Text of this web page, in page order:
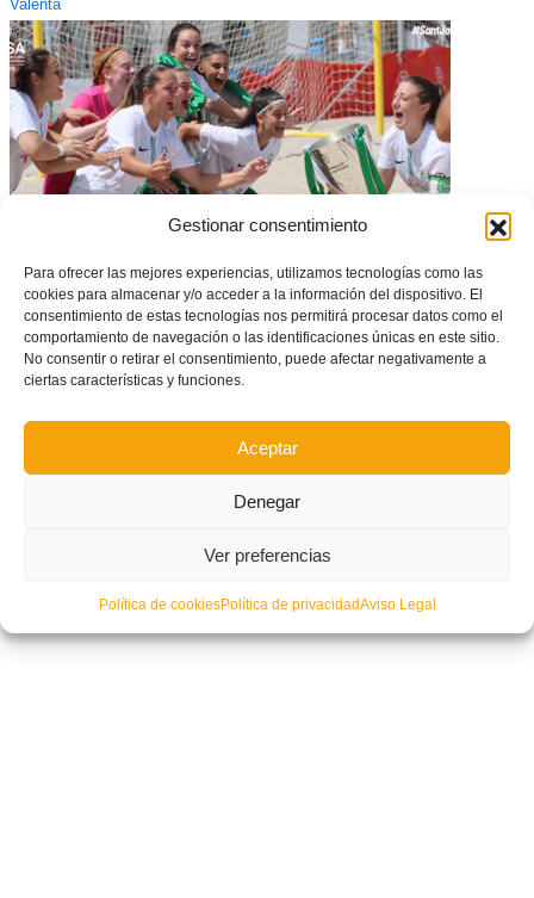
Gestionar consentimiento
Para ofrecer las mejores experiencias, utilizamos tecnologías como las
cookies para almacenar y/o acceder a la información del dispositivo. El
consentimiento de estas tecnologías nos permitirá procesar datos como el
comportamiento de navegación o las identificaciones únicas en este sitio.
No consentir o retirar el consentimiento, puede afectar negativamente a
ciertas características y funciones.
Aceptar
Denegar
Ver preferencias
Política de cookiesPolítica de privacidadAviso Legal
Valenta
#SantJoan2021 – Andalusia guanya l’I CNSA Valenta sub19 de futbol
platja (Classificació final i resultats); La Selecció, tercera